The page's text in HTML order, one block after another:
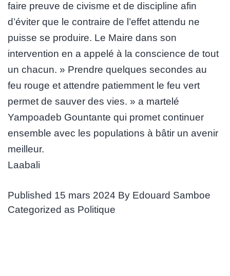
faire preuve de civisme et de discipline afin
d’éviter que le contraire de l’effet attendu ne
puisse se produire. Le Maire dans son
intervention en a appelé à la conscience de tout
un chacun. » Prendre quelques secondes au
feu rouge et attendre patiemment le feu vert
permet de sauver des vies. » a martelé
Yampoadeb Gountante qui promet continuer
ensemble avec les populations à bâtir un avenir
meilleur.
Laabali
Published 15 mars 2024 By Edouard Samboe
Categorized as Politique